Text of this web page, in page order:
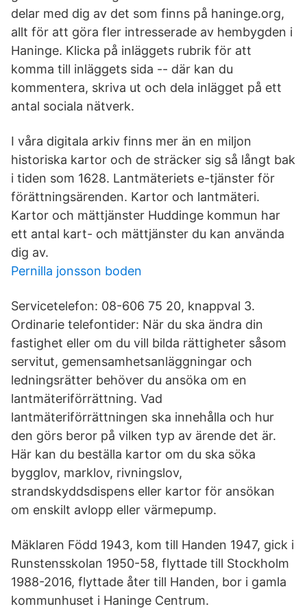
delar med dig av det som finns på haninge.org,
allt för att göra fler intresserade av hembygden i
Haninge. Klicka på inläggets rubrik för att
komma till inläggets sida -- där kan du
kommentera, skriva ut och dela inlägget på ett
antal sociala nätverk.
I våra digitala arkiv finns mer än en miljon
historiska kartor och de sträcker sig så långt bak
i tiden som 1628. Lantmäteriets e-tjänster för
förättningsärenden. Kartor och lantmäteri.
Kartor och mättjänster Huddinge kommun har
ett antal kart- och mättjänster du kan använda
dig av.
Pernilla jonsson boden
Servicetelefon: 08-606 75 20, knappval 3.
Ordinarie telefontider: När du ska ändra din
fastighet eller om du vill bilda rättigheter såsom
servitut, gemensamhetsanläggningar och
ledningsrätter behöver du ansöka om en
lantmäteriförrättning. Vad
lantmäteriförrättningen ska innehålla och hur
den görs beror på vilken typ av ärende det är.
Här kan du beställa kartor om du ska söka
bygglov, marklov, rivningslov,
strandskyddsdispens eller kartor för ansökan
om enskilt avlopp eller värmepump.
Mäklaren Född 1943, kom till Handen 1947, gick i
Runstensskolan 1950-58, flyttade till Stockholm
1988-2016, flyttade åter till Handen, bor i gamla
kommunhuset i Haninge Centrum.